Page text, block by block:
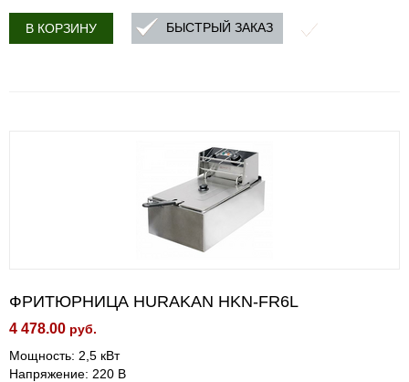
В КОРЗИНУ БЫСТРЫЙ ЗАКАЗ
ФРИТЮРНИЦА HURAKAN HKN-FR6L
4 478.00 руб.
Мощность: 2,5 кВт
Напряжение: 220 В